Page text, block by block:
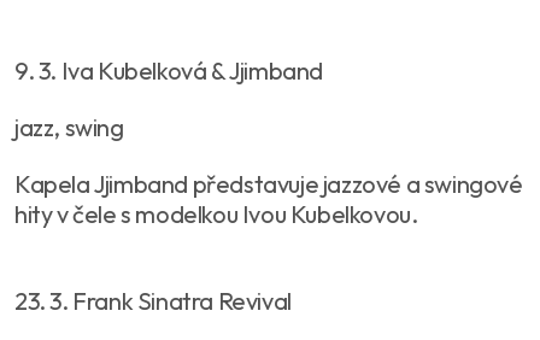
9. 3. Iva Kubelková & Jjimband
jazz, swing
Kapela Jjimband představuje jazzové a swingové
hity v čele s modelkou Ivou Kubelkovou.
23. 3. Frank Sinatra Revival